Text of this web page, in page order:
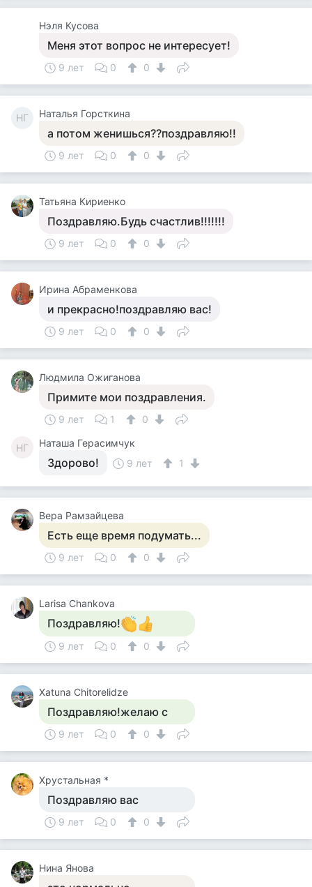
Нэля Кусова
Меня этот вопрос не интересует!
9 лет 0 0
НГ Наталья Горсткина
а потом женишься??поздравляю!!
9 лет 0 0
Татьяна Кириенко
Поздравляю.Будь счастлив!!!!!!!
9 лет 0 0
Ирина Абраменкова
и прекрасно!поздравляю вас!
9 лет 0 0
Людмила Ожиганова
Примите мои поздравления.
9 лет 1 0
НГ Наташа Герасимчук
Здорово! 9 лет 1
Вера Рамзайцева
Есть еще время подумать...
9 лет 0 0
Larisa Chankova
Поздравляю!
9 лет 0 0
Xatuna Chitorelidze
Поздравляю!желаю с
9 лет 0 0
Хрустальная *
Поздравляю вас
9 лет 0 0
Нина Янова